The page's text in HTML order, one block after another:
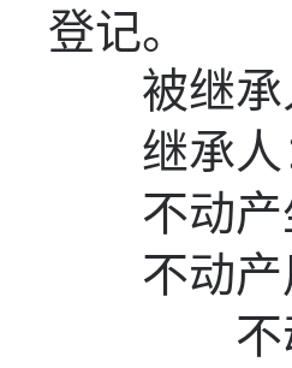
登记。
被继承
继承人
不动
不动产
不动